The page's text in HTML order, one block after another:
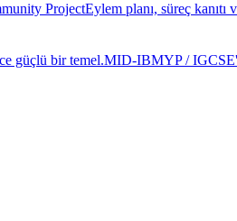
ProjectEylem planı, süreç kanıtı
güçlü bir temel.MID-IBMYP /